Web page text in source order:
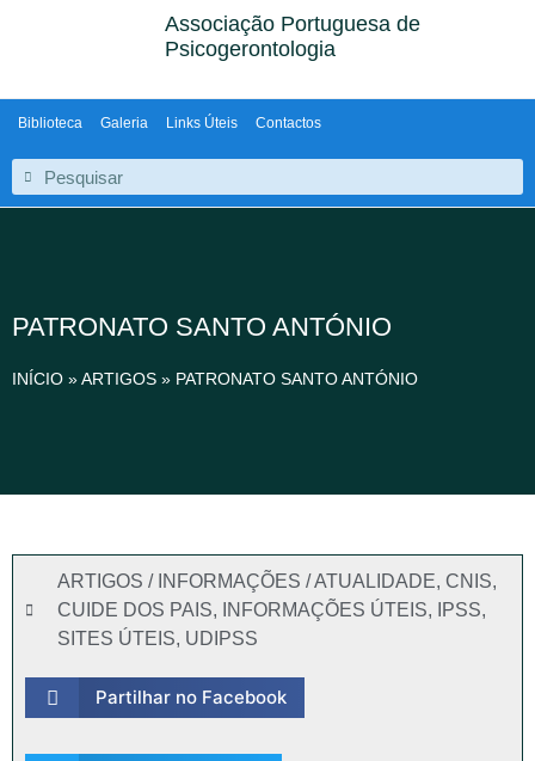
Associação Portuguesa de
Psicogerontologia
Biblioteca Galeria Links Úteis Contactos
PATRONATO SANTO ANTÓNIO
INÍCIO »ARTIGOS » PATRONATO SANTO ANTÓNIO
ARTIGOS / INFORMAÇÕES / ATUALIDADE, CNIS,
CUIDE DOS PAIS, INFORMAÇÕES ÚTEIS, IPSS,
SITES ÚTEIS, UDIPSS
Partilhar no Facebook